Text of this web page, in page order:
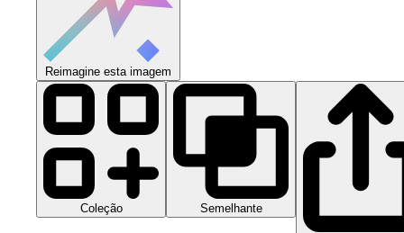
Reimagine esta imagem
Coleção Semelhante